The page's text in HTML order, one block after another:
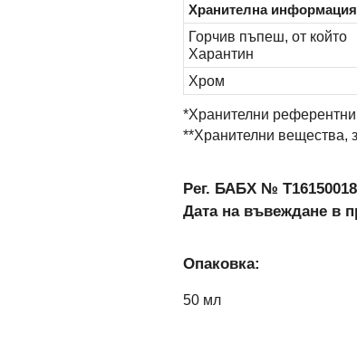
Хранителна информация
Горчив пъпеш, от който
Харантин
Хром
*Хранителни
**Хранителни вещества,
Рег. БАБХ №
Дата на въвеждане в
Опаковка:
50 мл